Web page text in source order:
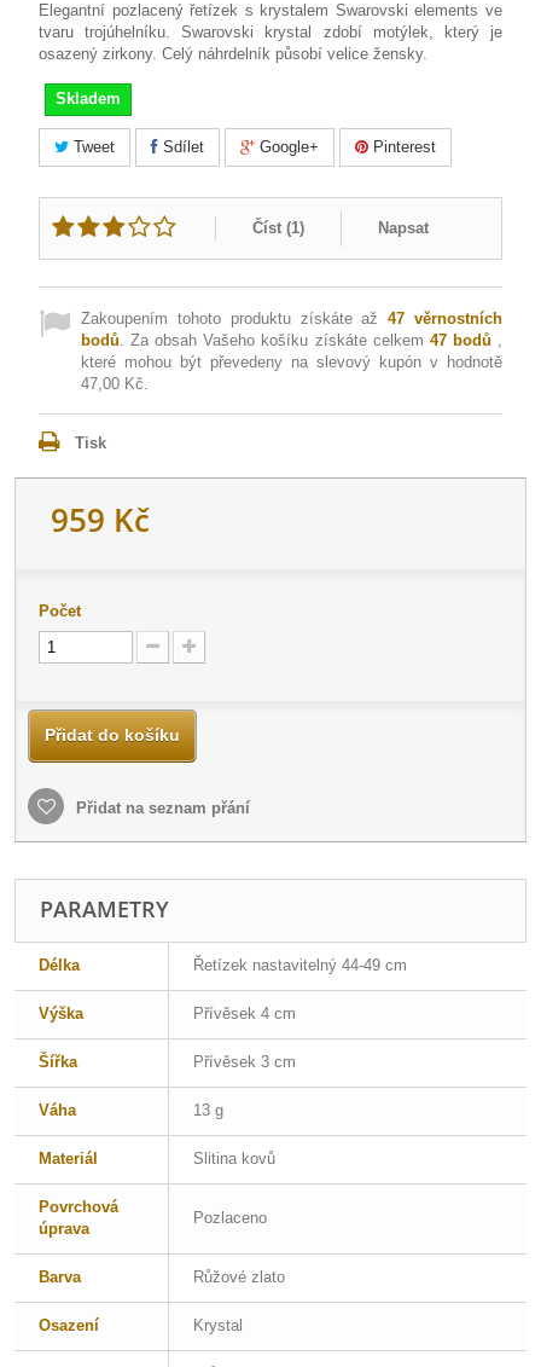
Elegantní pozlacený řetízek s krystalem Swarovski elements ve
tvaru trojúhelníku. Swarovski krystal zdobí motýlek, který je
osazený zirkony. Celý náhrdelník působí velice žensky.
Skladem
Tweet Sdílet Google+ Pinterest
Číst (1) Napsat
Zakoupením tohoto produktu získáte až47 věrnostních
bodů. Za obsah Vašeho košíku získáte celkem 47bodů ,
které mohou být převedeny na slevový kupón v hodnotě
47,00 Kč.
Tisk
959 Kč
Počet
Přidat do košíku
Přidat na seznam přání
PARAMETRY
Délka Řetízek nastavitelný 44-49 cm
Výška Přívěsek 4 cm
Šířka Přívěsek 3 cm
Váha 13 g
Materiál Slitina kovů
Povrchová
úprava
Pozlaceno
Barva Růžové zlato
Osazení Krystal